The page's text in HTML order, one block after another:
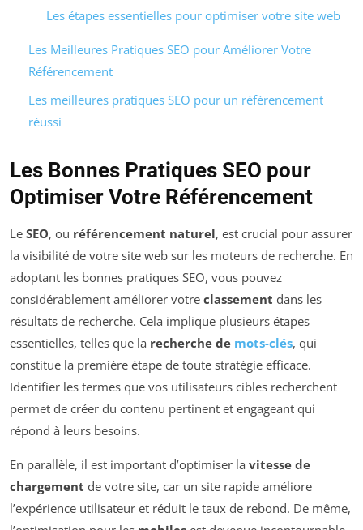
Les étapes essentielles pour optimiser votre site web
Les Meilleures Pratiques SEO pour Améliorer Votre
Référencement
Les meilleures pratiques SEO pour un référencement
réussi
Les Bonnes Pratiques SEO pour
Optimiser Votre Référencement
Le SEO, ou référencement naturel, est crucial pour assurer
la visibilité de votre site web sur les moteurs de recherche. En
adoptant les bonnes pratiques SEO, vous pouvez
considérablement améliorer votre classement dans les
résultats de recherche. Cela implique plusieurs étapes
essentielles, telles que la recherche de mots-clés, qui
constitue la première étape de toute stratégie efficace.
Identifier les termes que vos utilisateurs cibles recherchent
permet de créer du contenu pertinent et engageant qui
répond à leurs besoins.
En parallèle, il est important d’optimiser la vitesse de
chargement de votre site, car un site rapide améliore
l’expérience utilisateur et réduit le taux de rebond. De même,